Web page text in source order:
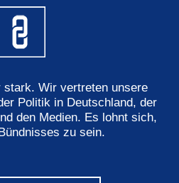
stark. Wir vertreten unsere
Politik in Deutschland, der
den Medien. Es lohnt sich,
zu sein.